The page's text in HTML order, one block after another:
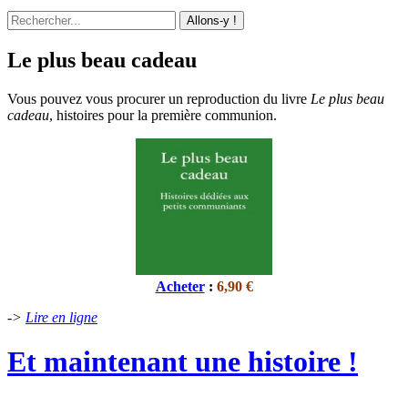
Recherche:
Le plus beau cadeau
Vous pou­vez vous pro­cu­rer un repro­duc­tion du livre Le plus beau
cadeau, histoires pour la première communion.
Acheter: 6,90 €
-> Lire en ligne
Et maintenant une histoire !